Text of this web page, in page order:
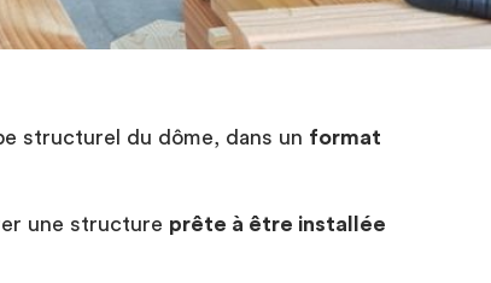
structurel du dôme, dans un format
une structure prête à être installée